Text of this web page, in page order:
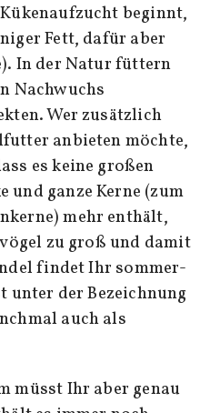
beginnt,
Fett, dafür aber
In der Natur füttern
Nachwuchs
Wer zusätzlich
anbieten möchte,
es keine großen
und ganze Kerne (zum
mehr enthält,
zu groß und damit
findet Ihr sommer-
unter der Bezeichnung
auch als
müsst Ihr aber genau